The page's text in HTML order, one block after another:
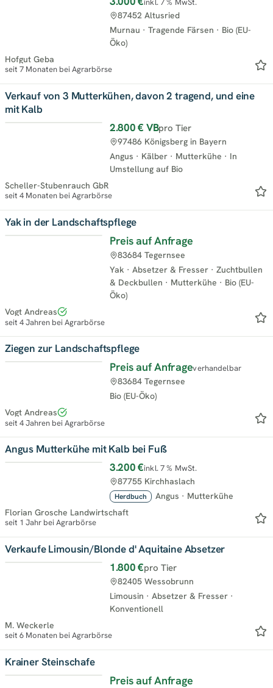
inkl. 7 % MwSt.
Murnau · Tragende Färsen · Bio (EU-
Öko)
87452 Altusried
Hofgut Geba
seit 7 Monaten bei Agrarbörse
Verkauf von 3 Mutterkühen, davon 2 tragend, und eine
mit Kalb
2.800 € VBpro Tier
Angus · Kälber · Mutterkühe · In
Umstellung auf Bio
97486 Königsberg in Bayern
Scheller-Stubenrauch GbR
seit 4 Monaten bei Agrarbörse
Yak in der Landschaftspflege
Preis auf Anfrage
Yak · Absetzer & Fresser · Zuchtbullen
& Deckbullen · Mutterkühe · Bio (EU-
Öko)
83684 Tegernsee
Vogt Andreas
seit 4 Jahren bei Agrarbörse
Ziegen zur Landschaftspflege
Preis auf Anfrageverhandelbar
Bio (EU-Öko)
83684 Tegernsee
Vogt Andreas
seit 4 Jahren bei Agrarbörse
Angus Mutterkühe mit Kalb bei Fuß
3.200 €inkl. 7 % MwSt.
Herdbuch Angus · Mutterkühe
87755 Kirchhaslach
Florian Grosche Landwirtschaft
seit 1 Jahr bei Agrarbörse
Verkaufe Limousin/Blonde d' Aquitaine Absetzer
1.800 €pro Tier
Limousin · Absetzer & Fresser ·
Konventionell
82405 Wessobrunn
M. Weckerle
seit 6 Monaten bei Agrarbörse
Krainer Steinschafe
Preis auf Anfrage